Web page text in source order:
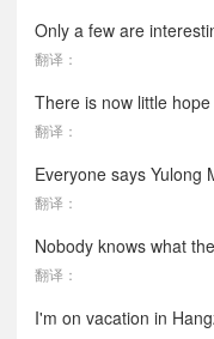
Only a few are
翻译：
There is now little
翻译：
Everyone says Yulong
翻译：
Nobody knows what
翻译：
I'm on vacation in